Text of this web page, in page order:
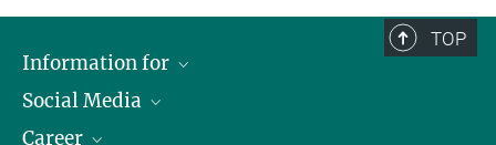
TOP
Information for
Journalists
School
Social Media
LinkedIn
Career